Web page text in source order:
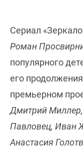
Сериал
Роман
популярного
его
премьерном
Дмитрий
Павловец, Иван
Анастасия